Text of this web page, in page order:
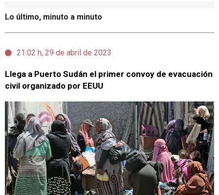
Lo último, minuto a minuto
21:02 h, 29 de abril de 2023
Llega a Puerto Sudán el primer convoy de evacuación
civil organizado por EEUU